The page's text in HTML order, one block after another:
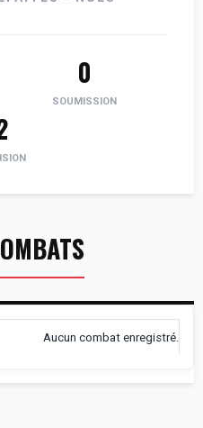
0
SOUMISSION
Aucun combat enregistré.